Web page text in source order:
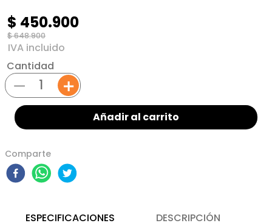
$648.900
$ 450.900
Cantidad
＋
－
Añadir al carrito
Comparte
ESPECIFICACIONES
DESCRIPCIÓN